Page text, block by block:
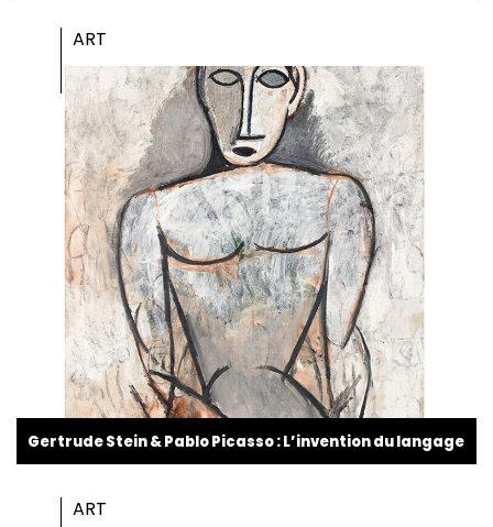
ART
Gertrude Stein & Pablo Picasso : L’invention du langage
ART